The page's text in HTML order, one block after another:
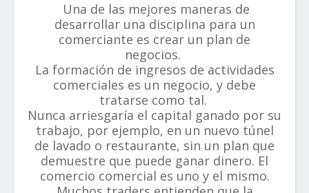
Una de las mejores maneras de
desarrollar una disciplina para un
comerciante es crear un plan de
negocios.
La formación de ingresos de actividades
comerciales es un negocio, y debe
tratarse como tal.
Nunca arriesgaría el capital ganado por su
trabajo, por ejemplo, en un nuevo túnel
de lavado o restaurante, sin un plan que
demuestre que puede ganar dinero. El
comercio comercial es uno y el mismo.